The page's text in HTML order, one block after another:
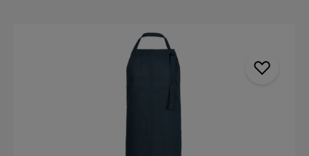
component.cms.imageGallery.skipImageGallery